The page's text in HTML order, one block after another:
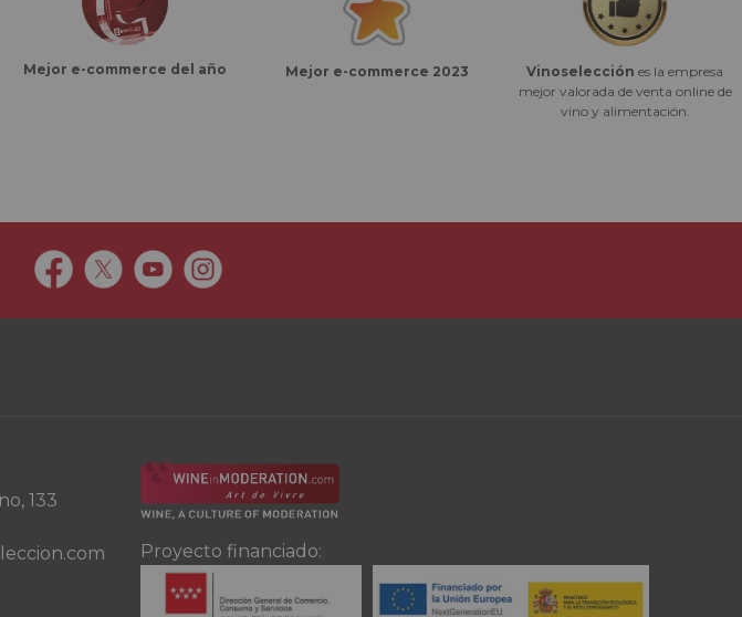
Mejor e-commerce del año Mejor e-commerce 2023 Vinoselección es la empresa
mejor valorada de venta online de
vino y alimentación.
133
Proyecto financiado: